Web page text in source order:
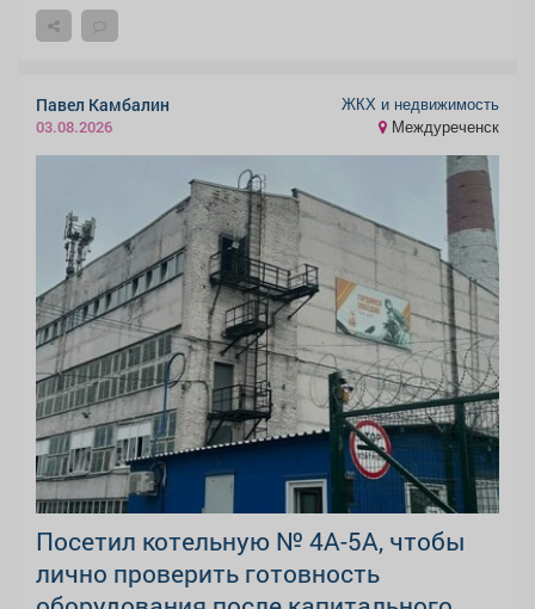
Павел Камбалин
03.08.2026
ЖКХ и недвижимость
Междуреченск
Посетил котельную № 4А-5А, чтобы
лично проверить готовность